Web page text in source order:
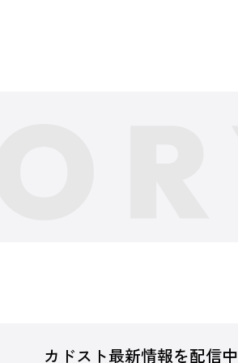
カドスト最新情報を配信中